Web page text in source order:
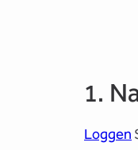
1.
Loggen